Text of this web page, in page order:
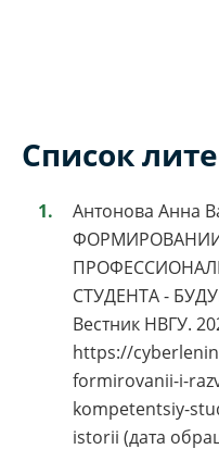
Список
Антонова Анна
СТУДЕНТА -
Вестник НВГУ.
https://
formirovanii-i-
kompetentsiy-
istorii (дата